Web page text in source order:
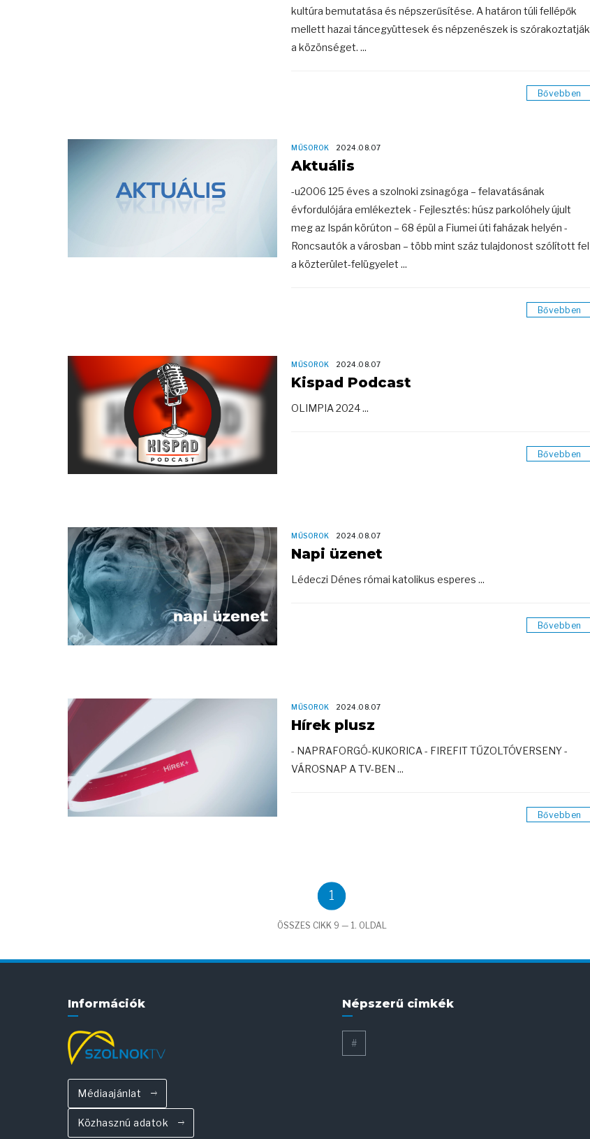
kultúra bemutatása és népszerűsítése. A határon túli fellépők
mellett hazai táncegyüttesek és népzenészek is szórakoztatják
a közönséget. ...
Bővebben
MŰSOROK 2024.08.07
Aktuális
-u2006 125 éves a szolnoki zsinagóga – felavatásának
évfordulójára emlékeztek - Fejlesztés: húsz parkolóhely újult
meg az Ispán körúton – 68 épül a Fiumei úti faházak helyén -
Roncsautók a városban – több mint száz tulajdonost szólított fel
a közterület-felügyelet ...
Bővebben
MŰSOROK 2024.08.07
Kispad Podcast
OLIMPIA 2024 ...
Bővebben
MŰSOROK 2024.08.07
Napi üzenet
Lédeczi Dénes római katolikus esperes ...
Bővebben
MŰSOROK 2024.08.07
Hírek plusz
- NAPRAFORGÓ-KUKORICA - FIREFIT TŰZOLTÓVERSENY -
VÁROSNAP A TV-BEN ...
Bővebben
1
ÖSSZES CIKK 9 — 1. OLDAL
Információk
Médiaajánlat
Közhasznú adatok
Népszerű cimkék
#